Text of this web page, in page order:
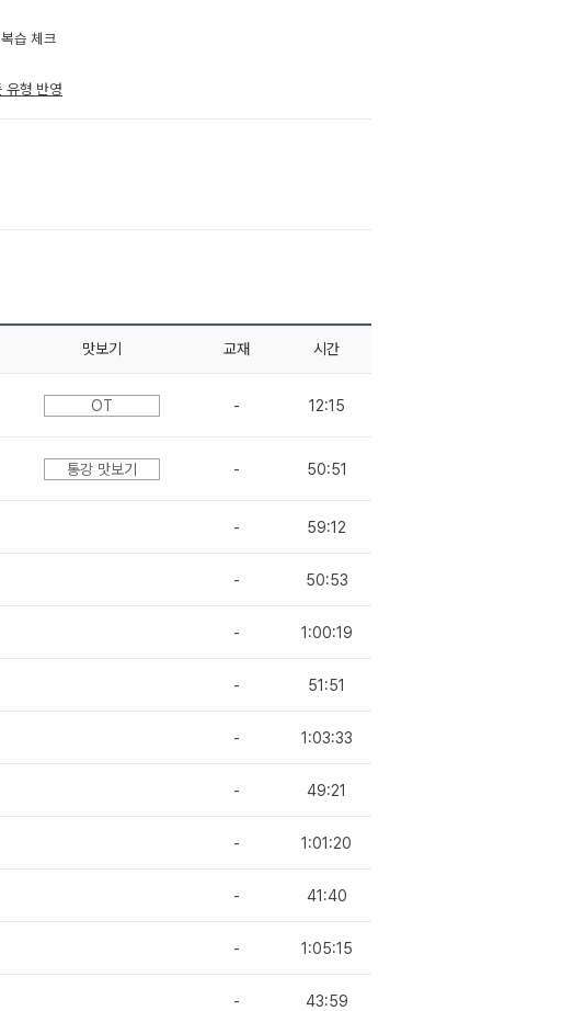
습 체크
유형 반영
맛보기 교재 시간
OT - 12:15
통강 맛보기 - 50:51
- 59:12
- 50:53
- 1:00:19
- 51:51
- 1:03:33
- 49:21
- 1:01:20
- 41:40
- 1:05:15
- 43:59